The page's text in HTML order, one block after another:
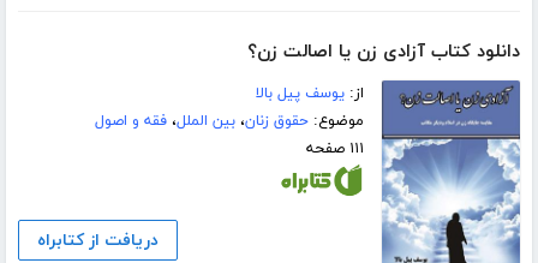
دانلود کتاب آزادی زن یا اصالت زن؟
از:یوسف پیل بالا
موضوع:حقوق زنان،بین الملل،فقه و اصول
۱۱۱ صفحه
دریافت از کتابراه